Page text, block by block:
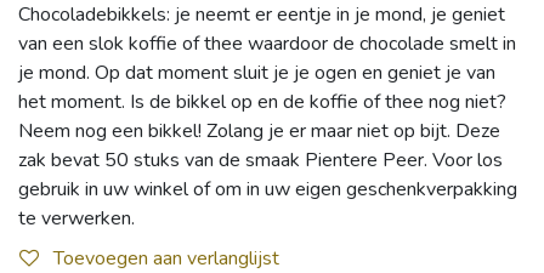
Chocoladebikkels: je neemt er eentje in je mond, je geniet
van een slok koffie of thee waardoor de chocolade smelt in
je mond. Op dat moment sluit je je ogen en geniet je van
het moment. Is de bikkel op en de koffie of thee nog niet?
Neem nog een bikkel! Zolang je er maar niet op bijt. Deze
zak bevat 50 stuks van de smaak Pientere Peer. Voor los
gebruik in uw winkel of om in uw eigen geschenkverpakking
te verwerken.
Toevoegen aan verlanglijst